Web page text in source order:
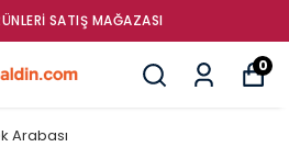
SATIŞ MAĞAZASI
0
Arabası